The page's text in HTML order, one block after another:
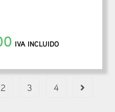
IVA INCLUIDO
2 3 4